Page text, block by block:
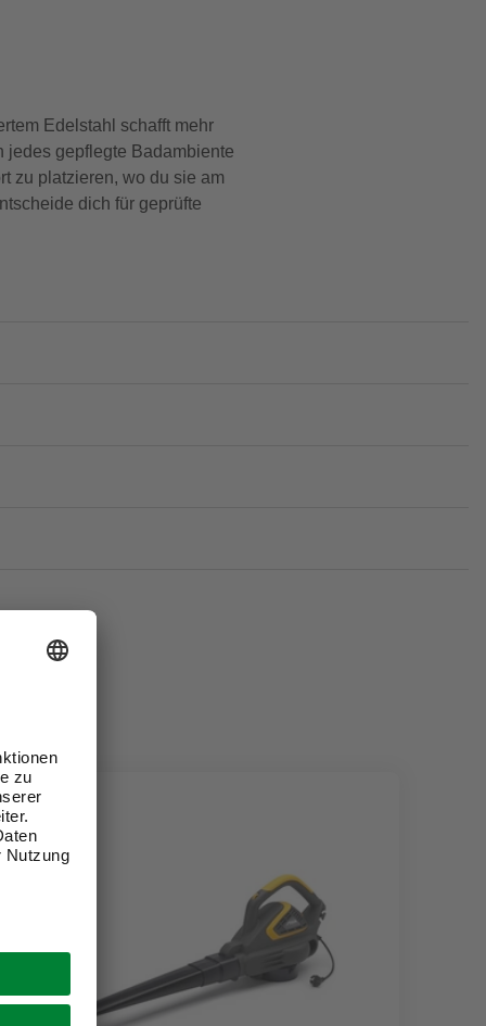
Edelstahl schafft mehr
jedes gepflegte Badambiente
zu platzieren, wo du sie am
dich für geprüfte